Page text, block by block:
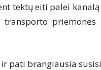
tektų eiti palei
transporto
pati brangiausia